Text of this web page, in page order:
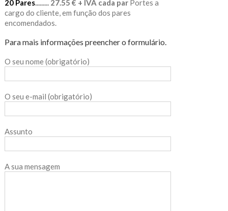
20 Pares......... 27.55 € + IVA cada parPortes a
cargo do cliente, em função dos pares
encomendados.
Para mais informações preencher o formulário.
O seu nome (obrigatório)
O seu e-mail (obrigatório)
Assunto
A sua mensagem